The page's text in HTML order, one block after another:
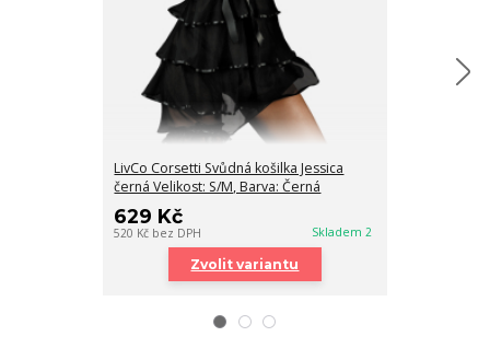
LivCo Corsetti Svůdná košilka Jessica
černá Velikost: S/M, Barva: Černá
629 Kč
520 Kč bez DPH Skladem 2
Zvolit variantu